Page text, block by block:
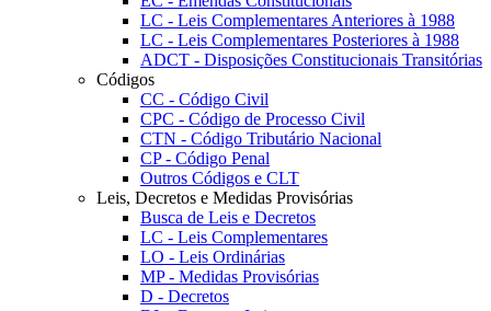
LC - Leis Complementares Anteriores à 1988
LC - Leis Complementares Posteriores à 1988
ADCT - Disposições Constitucionais Transitórias
Códigos
CC - Código Civil
CPC - Código de Processo Civil
CTN - Código Tributário Nacional
CP - Código Penal
Outros Códigos e CLT
Leis, Decretos e Medidas Provisórias
Busca de Leis e Decretos
LC - Leis Complementares
LO - Leis Ordinárias
MP - Medidas Provisórias
D - Decretos